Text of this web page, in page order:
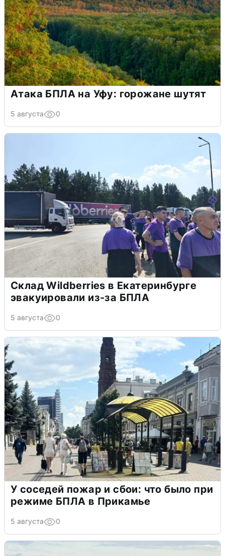
Атака БПЛА на Уфу: горожане шутят
5 августа 0
Склад Wildberries в Екатеринбурге
эвакуировали из-за БПЛА
5 августа 0
У соседей пожар и сбои: что было при
режиме БПЛА в Прикамье
5 августа 0